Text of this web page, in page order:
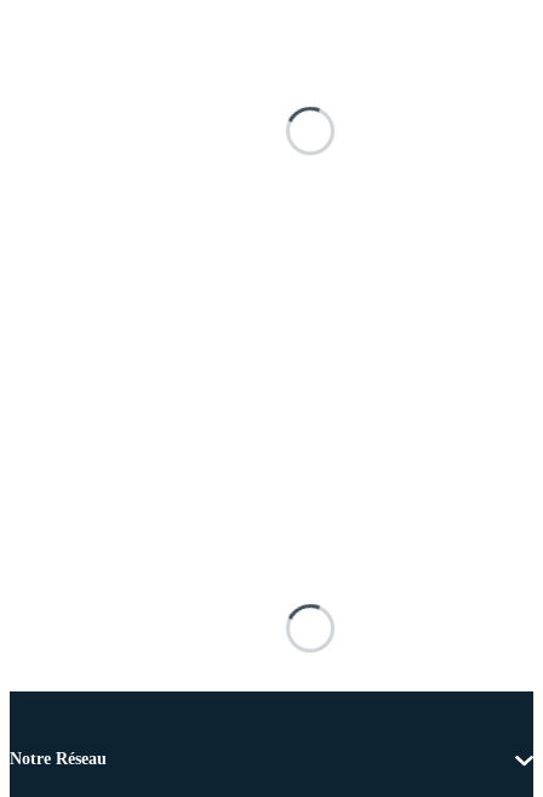
Notre Réseau